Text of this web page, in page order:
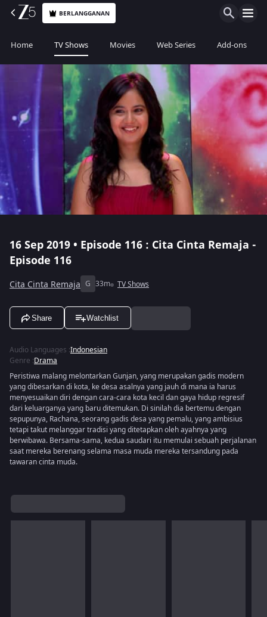
BERLANGGANAN
Home TV Shows Movies Web Series Add-ons
16 Sep 2019 • Episode 116 : Cita Cinta Remaja -
Episode 116
Cita Cinta Remaja G 33m TV Shows
Share Watchlist
Audio Languages :Indonesian
Genre :Drama
Peristiwa malang melontarkan Gunjan, yang merupakan gadis modern
yang dibesarkan di kota, ke desa asalnya yang jauh di mana ia harus
menyesuaikan diri dengan cara-cara kota kecil dan gaya hidup regresif
dari keluarganya yang baru ditemukan. Di sinilah dia bertemu dengan
sepupunya, Rachana, seorang gadis desa yang pemalu, yang ambisius
tetapi takut melanggar tradisi yang ditetapkan oleh ayahnya yang
berwibawa. Bersama-sama, kedua saudari itu memulai sebuah perjalanan
saat mereka berenang selama masa muda mereka tersandung pada
tawaran cinta muda.